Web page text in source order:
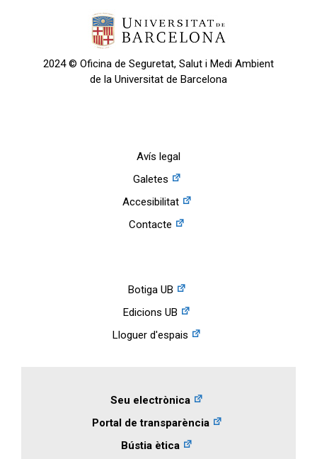
2024 © Oficina de Seguretat, Salut i Medi Ambient
de la Universitat de Barcelona
Avís legal
Galetes
Accesibilitat
Contacte
Botiga UB
Edicions UB
Lloguer d'espais
Seu electrònica
Portal de transparència
Bústia ètica